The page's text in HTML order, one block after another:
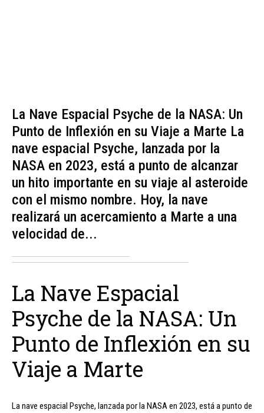
La Nave Espacial Psyche de la NASA: Un
Punto de Inflexión en su Viaje a Marte La
nave espacial Psyche, lanzada por la
NASA en 2023, está a punto de alcanzar
un hito importante en su viaje al asteroide
con el mismo nombre. Hoy, la nave
realizará un acercamiento a Marte a una
velocidad de...
La Nave Espacial
Psyche de la NASA: Un
Punto de Inflexión en su
Viaje a Marte
La nave espacial Psyche, lanzada por la NASA en 2023, está a punto de